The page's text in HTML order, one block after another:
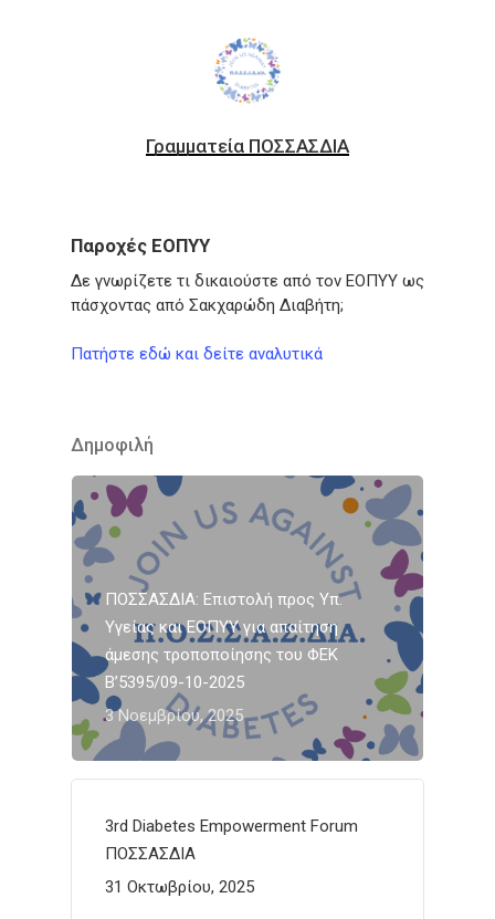
Γραμματεία ΠΟΣΣΑΣΔΙΑ
Παροχές ΕΟΠΥΥ
Δε γνωρίζετε τι δικαιούστε από τον ΕΟΠΥΥ ως
πάσχοντας από Σακχαρώδη Διαβήτη;
Πατήστε εδώ και δείτε αναλυτικά
Δημοφιλή
ΠΟΣΣΑΣΔΙΑ: Επιστολή προς Υπ.
Υγείας και ΕΟΠΥΥ για απαίτηση
άμεσης τροποποίησης του ΦΕΚ
Β’5395/09-10-2025
3 Νοεμβρίου, 2025
3rd Diabetes Empowerment Forum
ΠΟΣΣΑΣΔΙΑ
31 Οκτωβρίου, 2025